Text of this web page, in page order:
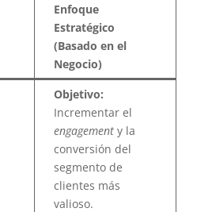
Enfoque
Estratégico
(Basado en el
Negocio)
Objetivo:
Incrementar el
engagementy la
conversión del
segmento de
clientes más
valioso.